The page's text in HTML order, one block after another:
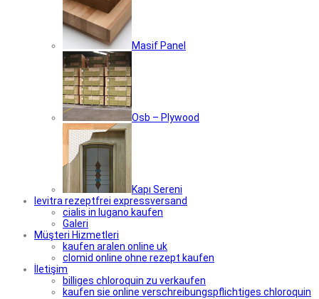
Masif Panel
Osb – Plywood
Kapı Sereni
levitra rezeptfrei expressversand
cialis in lugano kaufen
Galeri
Müşteri Hizmetleri
kaufen aralen online uk
clomid online ohne rezept kaufen
İletişim
billiges chloroquin zu verkaufen
kaufen sie online verschreibungspflichtiges chloroquin